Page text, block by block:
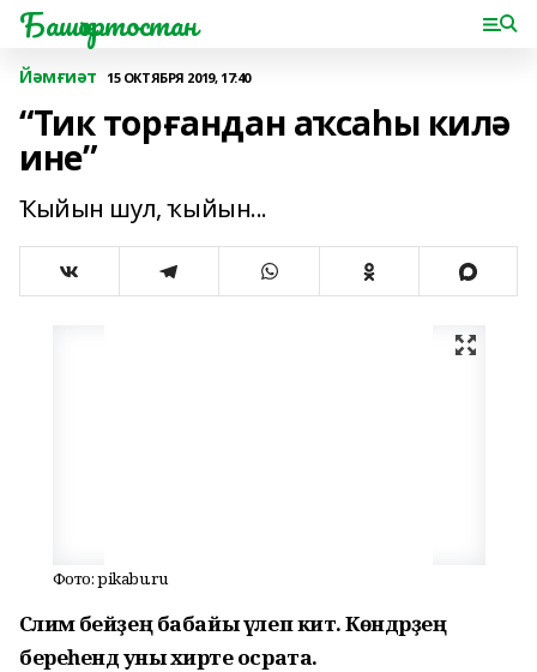
Башҡортостан
Йәмғиәт 15 ОКТЯБРЯ 2019, 17:40
“Тик торғандан аҡсаһы килә
ине”
Ҡыйын шул, ҡыйын...
Фото: pikabu.ru
Сәлимә әбейҙең бабайы үлеп китә. Көндәрҙең
береһендә уны әхирәте осрата.